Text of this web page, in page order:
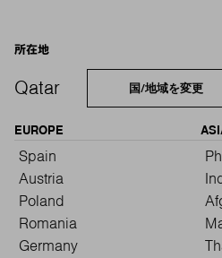
所在地
Qatar 国/地域を変更
EUROPE
Spain
Austria
Poland
Romania
Germany